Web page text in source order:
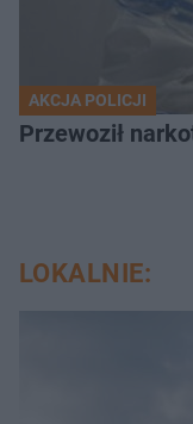
AKCJA POLICJI
Przewoził
LOKALNIE: